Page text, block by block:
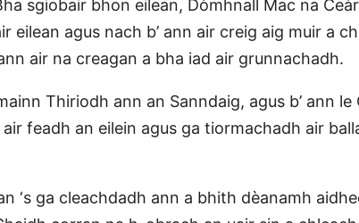
sgiobair bhon eilean, Dòmhnall Mac na
agus nach b’ ann air creig aig muir a
air na creagan a bha iad air grunnachadh.
Thiriodh ann an Sanndaig, agus b’ ann
feadh an eilein agus ga tiormachadh air
‘s ga cleachdadh ann a bhith dèanamh